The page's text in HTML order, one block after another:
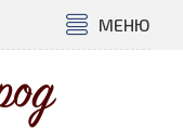
МЕНЮ